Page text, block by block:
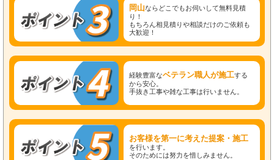
岡山ならどこでもお伺いして無料見積
り！
もちろん相見積りや相談だけのご依頼も
大歓迎！
経験豊富なベテラン職人が施工する
から安心。
手抜き工事や雑な工事は行いません。
お客様を第一に考えた提案・施工
を行います。
そのためには努力を惜しみません。